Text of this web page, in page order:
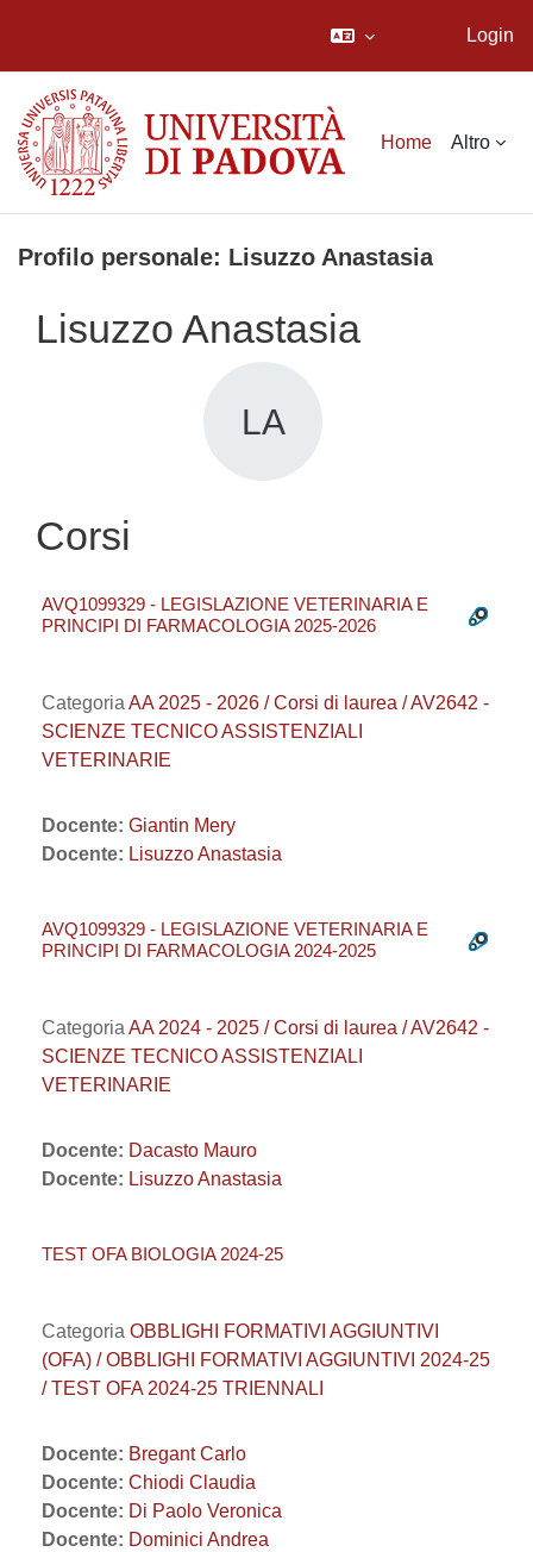
Login
Home Altro
Profilo personale: Lisuzzo Anastasia
Lisuzzo Anastasia
LA
Corsi
AVQ1099329 - LEGISLAZIONE VETERINARIA E
PRINCIPI DI FARMACOLOGIA 2025-2026
Categoria AA 2025 - 2026 / Corsi di laurea / AV2642 -
SCIENZE TECNICO ASSISTENZIALI
VETERINARIE
Docente: Giantin Mery
Docente: Lisuzzo Anastasia
AVQ1099329 - LEGISLAZIONE VETERINARIA E
PRINCIPI DI FARMACOLOGIA 2024-2025
Categoria AA 2024 - 2025 / Corsi di laurea / AV2642 -
SCIENZE TECNICO ASSISTENZIALI
VETERINARIE
Docente: Dacasto Mauro
Docente: Lisuzzo Anastasia
TEST OFA BIOLOGIA 2024-25
Categoria OBBLIGHI FORMATIVI AGGIUNTIVI
(OFA) / OBBLIGHI FORMATIVI AGGIUNTIVI 2024-25
/ TEST OFA 2024-25 TRIENNALI
Docente: Bregant Carlo
Docente: Chiodi Claudia
Docente: Di Paolo Veronica
Docente: Dominici Andrea